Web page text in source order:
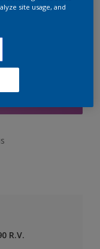
R.V.
site usage, and